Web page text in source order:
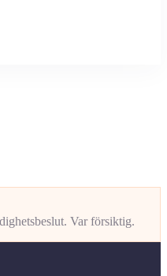
Var försiktig.